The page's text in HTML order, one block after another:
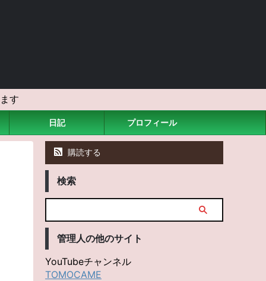
す
日記 プロフィール
購読する
検索
管理人の他のサイト
YouTubeチャンネル
TOMOCAME